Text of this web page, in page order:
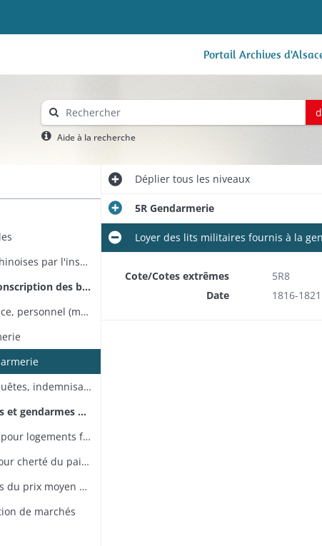
Portail Archives
Aide à la recherche
Revues, inspections des brigades haut-rhinoises par l'inspecteur général, le chef de légion et le commandant de la gendarmerie du Haut-Rhin
de leurs effectifs
Organisation et fonctionnement du service, personnel (mutations, plaintes, décès, congés, etc.)
Logement des officiers: instructions, enquêtes, indemnisation du département pour le logement dans les casernes
semestriels et correspondance annexe
Indemnités accordées à des particulier spour logements fournis aux gendarmes
Indemnités accordées aux gendarmes pour cherté du pain: instructions, relevés du prix moyen du pain
Approvisionnement en fourrages: relevés du prix moyen du foin, de la paille et de l'avoine
de marchés
Dépliertous les niveaux
5R Gendarmerie
Loyer des lits militaires fournis à la
Cote/Cotes extrêmes
5R8
Date
1816-1821